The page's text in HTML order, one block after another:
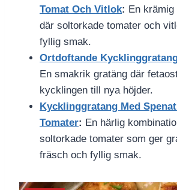
Tomat Och Vitlok: En
där soltorkade tomater och
fyllig smak.
Ortdoftande
En smakrik gratäng där
kycklingen till nya höjder.
Kycklinggratang Med
Tomater: En härlig
soltorkade tomater som ger
fräsch och fyllig smak.